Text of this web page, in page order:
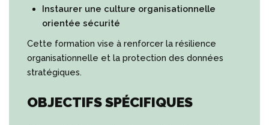
Instaurer une culture organisationnelle
orientée sécurité
Cette formation vise à renforcer la résilience
organisationnelle et la protection des données
stratégiques.
OBJECTIFS SPÉCIFIQUES